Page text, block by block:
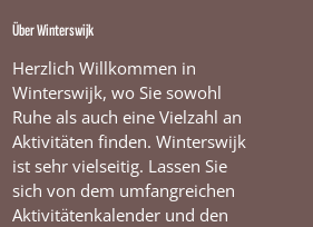
Über Winterswijk
Herzlich Willkommen in
Winterswijk, wo Sie sowohl
Ruhe als auch eine Vielzahl an
Aktivitäten finden. Winterswijk
ist sehr vielseitig. Lassen Sie
sich von dem umfangreichen
Aktivitätenkalender und den